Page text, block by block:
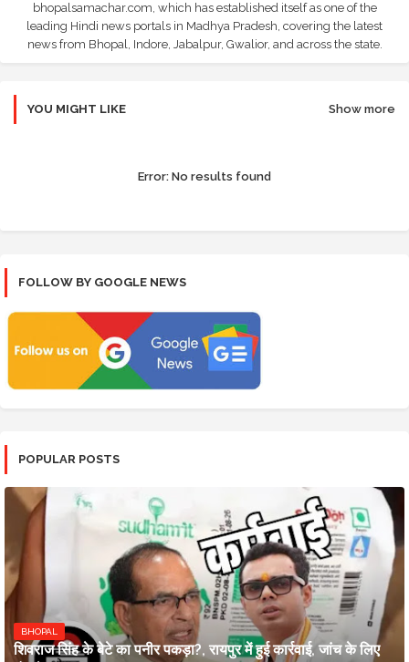
bhopalsamachar.com, which has established itself as one of the
leading Hindi news portals in Madhya Pradesh, covering the latest
news from Bhopal, Indore, Jabalpur, Gwalior, and across the state.
YOU MIGHT LIKE Show more
Error: No results found
FOLLOW BY GOOGLE NEWS
POPULAR POSTS
BHOPAL
शिवराज सिंह के बेटे का पनीर पकड़ा?, रायपुर में हुई कार्रवाई, जांच के लिए